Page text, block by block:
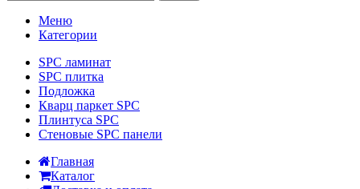
Меню
Категории
SPC ламинат
SPC плитка
Подложка
Кварц паркет SPC
Плинтуса SPC
Стеновые SPC панели
Главная
Каталог